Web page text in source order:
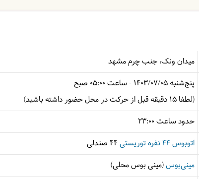
میدان ونک، جنب چرم مشهد
پنج‌شنبه1403/07/05 - ساعت 05:00 صبح
(لطفا 15 دقیقه قبل از حرکت در محل حضور داشته باشید)
حدود ساعت 23:00
اتوبوس ۴۴ نفره توریستی
مینی‌بوس(مینی بوس محلی)